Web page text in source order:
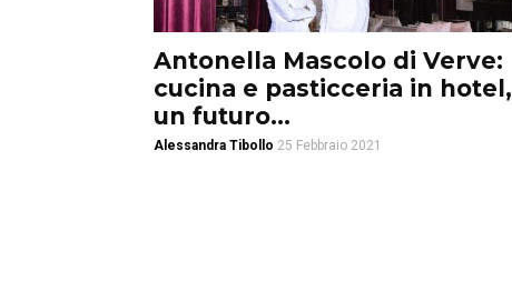
Antonella Mascolo di Verve:
cucina e pasticceria in hotel,
un futuro...
Alessandra Tibollo 25 Febbraio 2021